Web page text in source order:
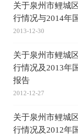
关于泉州市鲤城
行情况与2014年
2013-12-30
关于泉州市鲤城
行情况及2013年
报告
2012-12-27
关于泉州市鲤城
行情况及2012年